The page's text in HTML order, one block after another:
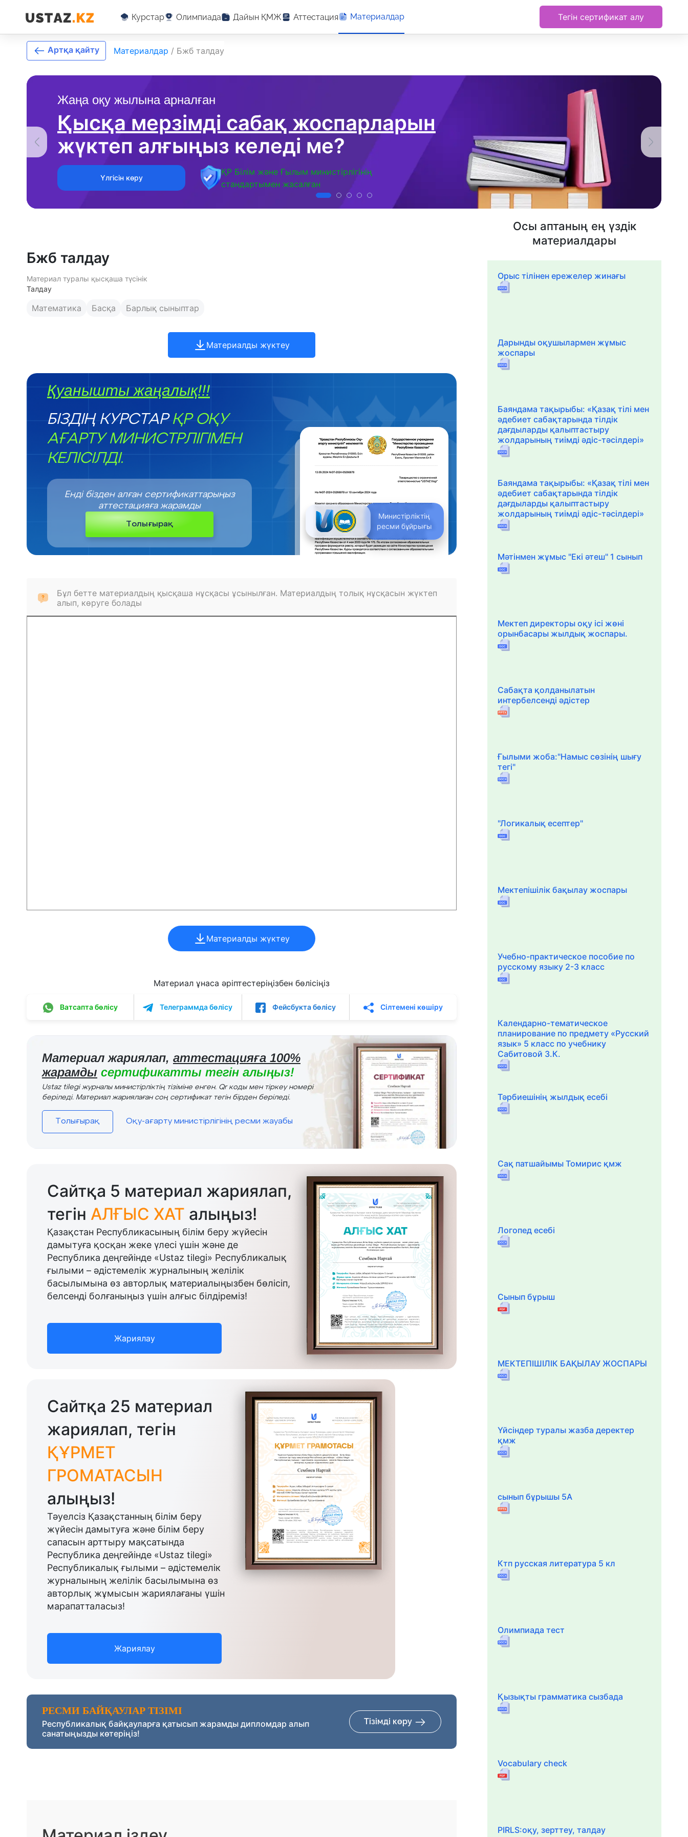
Курстар Олимпиада Дайын ҚМЖ Аттестация Материалдар Тегін сертификат алу
Жаңа оқу жылына арналған
Қысқа мерзімді сабақ жоспарларын
жүктеп алғыңыз келеді ме?
Үлгісін көру
ҚР Білім және Ғылым министірлігінің
стандартымен жасалған
Артқа қайту Материалдар / Бжб талдау
Бжб талдау
Материал туралы қысқаша түсінік
Талдау
Математика Басқа Барлық сыныптар
Материалды жүктеу
Қуанышты жаңалық!!!
БІЗДІҢ КУРСТАР ҚР ОҚУ
АҒАРТУ МИНИСТРЛІГІМЕН
КЕЛІСІЛДІ.
Министірліктің
ресми бұйрығы
Енді бізден алған сертификаттарыңыз
аттестацияға жарамды
Толығырақ
Бұл бетте материалдың қысқаша нұсқасы ұсынылған. Материалдың толық нұсқасын жүктеп
алып, көруге болады
Материалды жүктеу
Материал ұнаса әріптестеріңізбен бөлісіңіз
Ватсапта бөлісу Телеграммда бөлісу Фейсбукта бөлісу Сілтемені көшіру
Материал жариялап, аттестацияға 100%
жарамды сертификатты тегін алыңыз!
Ustaz tilegi журналы министірліктің тізіміне енген. Qr коды мен тіркеу номері
беріледі. Материал жариялаған соң сертификат тегін бірден беріледі.
Толығырақ Оқу-ағарту министірлігінің ресми жауабы
Сайтқа 5 материал жариялап,
тегін АЛҒЫС ХАТ алыңыз!
Қазақстан Республикасының білім беру жүйесін
дамытуға қосқан жеке үлесі үшін және де
Республика деңгейінде «Ustaz tilegi» Республикалық
ғылыми – әдістемелік журналының желілік
басылымына өз авторлық материалыңызбен бөлісіп,
белсенді болғаныңыз үшін алғыс білдіреміз!
Жариялау
Сайтқа 25 материал
жариялап, тегін
ҚҰРМЕТ
ГРОМАТАСЫН
алыңыз!
Тәуелсіз Қазақстанның білім беру
жүйесін дамытуға және білім беру
сапасын арттыру мақсатында
Республика деңгейінде «Ustaz tilegi»
Республикалық ғылыми – әдістемелік
журналының желілік басылымына өз
авторлық жұмысын жариялағаны үшін
марапатталасыз!
Жариялау
РЕСМИ БАЙҚАУЛАР ТІЗІМІ
Республикалық байқауларға қатысып жарамды дипломдар алып
санатыңызды көтеріңіз!
Тізімді көру
Осы аптаның ең үздік
материалдары
Орыс тілінен ережелер жинағы
Дарынды оқушылармен жұмыс
жоспары
Баяндама тақырыбы: «Қазақ тілі мен
әдебиет сабақтарында тілдік
дағдыларды қалыптастыру
жолдарының тиімді әдіс-тәсілдері»
Баяндама тақырыбы: «Қазақ тілі мен
әдебиет сабақтарында тілдік
дағдыларды қалыптастыру
жолдарының тиімді әдіс-тәсілдері»
Мәтінмен жұмыс "Екі әтеш" 1 сынып
Мектеп директоры оқу ісі жөні
орынбасары жылдық жоспары.
Сабақта қолданылатын
интербелсенді әдістер
Ғылыми жоба:"Намыс сөзінің шығу
тегі"
"Логикалық есептер"
Мектепішілік бақылау жоспары
Учебно-практическое пособие по
русскому языку 2-3 класс
Календарно-тематическое
планирование по предмету «Русский
язык» 5 класс по учебнику
Сабитовой З.К.
Тәрбиешінің жылдық есебі
Сақ патшайымы Томирис қмж
Логопед есебі
Сынып бұрыш
МЕКТЕПІШІЛІК БАҚЫЛАУ ЖОСПАРЫ
Үйсіндер туралы жазба деректер
қмж
сынып бұрышы 5А
Ктп русская литература 5 кл
Олимпиада тест
Қызықты грамматика сызбада
Vocabulary check
PIRLS:оқу, зерттеу, талдау